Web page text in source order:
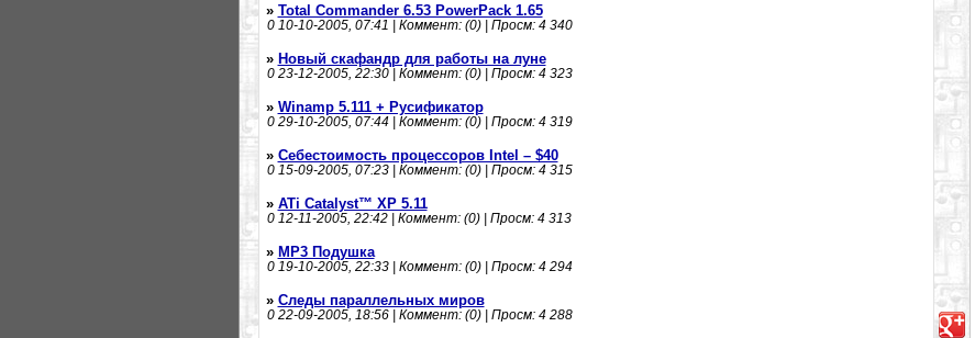
» Total Commander 6.53 PowerPack 1.65
010-10-2005, 07:41 | Коммент: (0) | Просм: 4 340
» Новый скафандр для работы на луне
023-12-2005, 22:30 | Коммент: (0) | Просм: 4 323
» Winamp 5.111 + Русификатор
029-10-2005, 07:44 | Коммент: (0) | Просм: 4 319
» Себестоимость процессоров Intel – $40
015-09-2005, 07:23 | Коммент: (0) | Просм: 4 315
» ATi Catalyst™ XP 5.11
012-11-2005, 22:42 | Коммент: (0) | Просм: 4 313
» MP3 Подушка
019-10-2005, 22:33 | Коммент: (0) | Просм: 4 294
» Следы параллельных миров
022-09-2005, 18:56 | Коммент: (0) | Просм: 4 288